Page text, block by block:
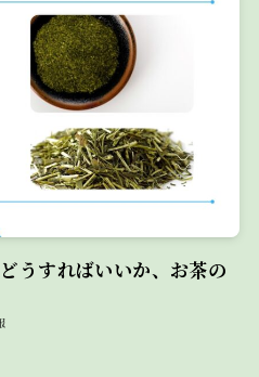
うすればいいか、お茶の